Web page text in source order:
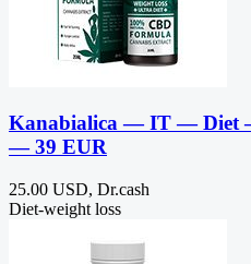
Kanabialica — IT — Diet
— 39 EUR
25.00 USD, Dr.cash
Diet-weight loss